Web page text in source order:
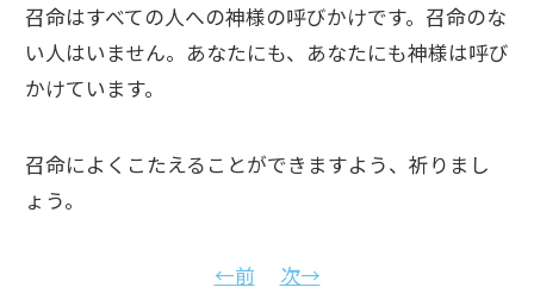
召命はすべての人への神様の呼びかけです。召命のな
い人はいません。あなたにも、あなたにも神様は呼び
かけています。
召命によくこたえることができますよう、祈りまし
ょう。
←前 次→